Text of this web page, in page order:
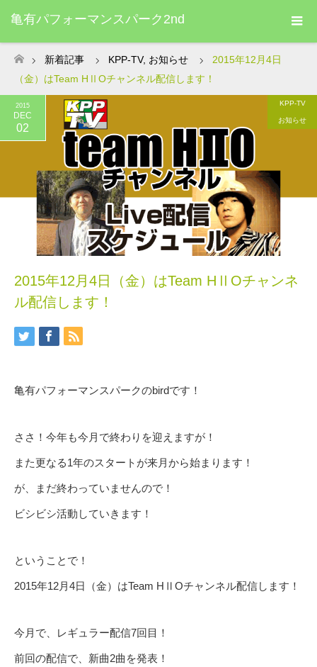
亀有パフォーマンスパーク2nd
ホーム
新着記事 KPP-TV, お知らせ
2015年12月4日
（金）はTeam HⅡOチャンネル配信します！
2015
DEC
02
KPP-TV
お知らせ
2015年12月4日（金）はTeam HⅡOチャンネ
ル配信します！
亀有パフォーマンスパークのbirdです！
ささ！今年も今月で終わりを迎えますが！
また更なる1年のスタートが来月から始まります！
が、まだ終わっていませんので！
ビシビシ活動していきます！
ということで！
2015年12月4日（金）はTeam HⅡOチャンネル配信します！
今月で、レギュラー配信7回目！
前回の配信で、新曲2曲を発表！